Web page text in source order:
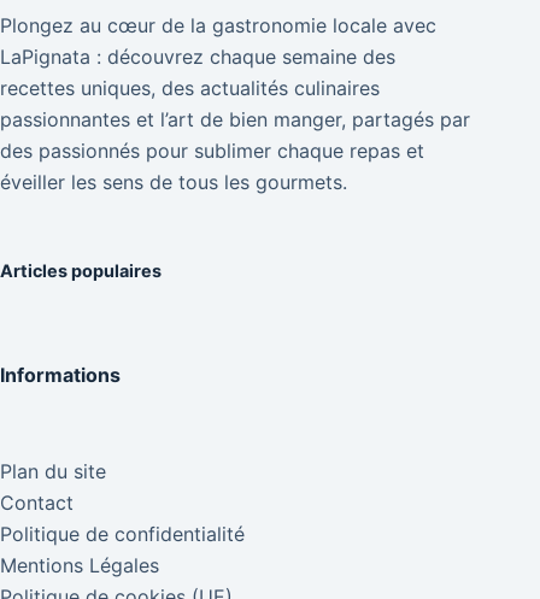
Plongez au cœur de la gastronomie locale avec
LaPignata : découvrez chaque semaine des
recettes uniques, des actualités culinaires
passionnantes et l’art de bien manger, partagés par
des passionnés pour sublimer chaque repas et
éveiller les sens de tous les gourmets.
Articles populaires
Informations
Plan du site
Contact
Politique de confidentialité
Mentions Légales